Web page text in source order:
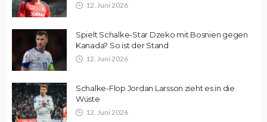
12. Juni 2026
Spielt Schalke-Star Dzeko mit Bosnien gegen
Kanada? So ist der Stand
12. Juni 2026
Schalke-Flop Jordan Larsson zieht es in die
Wüste
12. Juni 2026